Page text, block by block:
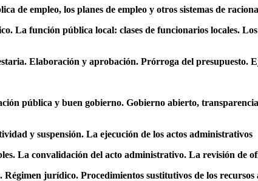
de empleo, los planes de empleo y otros sistemas de
La función pública local: clases de funcionarios locales.
Elaboración y aprobación. Prórroga del presupuesto.
pública y buen gobierno. Gobierno abierto,
y suspensión. La ejecución de los actos administrativos
La convalidación del acto administrativo. La revisión de
jurídico. Procedimientos sustitutivos de los